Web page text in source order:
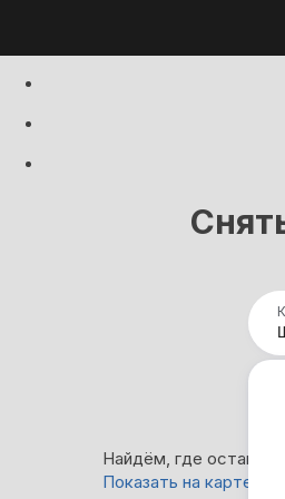
Найдём, где
Показать на карте